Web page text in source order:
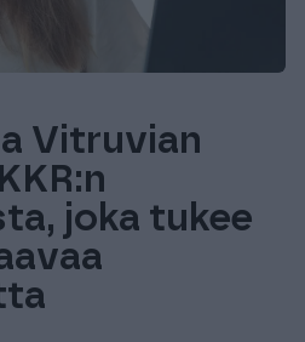
Vitruvian
joka tukee